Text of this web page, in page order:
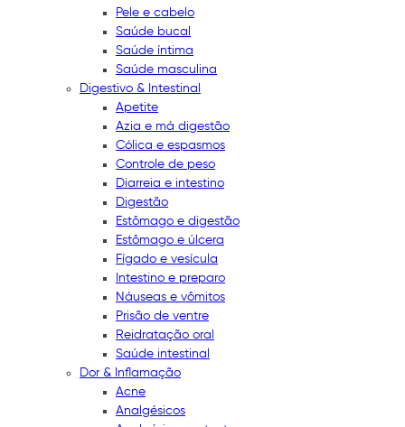
Pele e cabelo
Saúde bucal
Saúde íntima
Saúde masculina
Digestivo & Intestinal
Apetite
Azia e má digestão
Cólica e espasmos
Controle de peso
Diarreia e intestino
Digestão
Estômago e digestão
Estômago e úlcera
Fígado e vesícula
Intestino e preparo
Náuseas e vômitos
Prisão de ventre
Reidratação oral
Saúde intestinal
Dor & Inflamação
Acne
Analgésicos